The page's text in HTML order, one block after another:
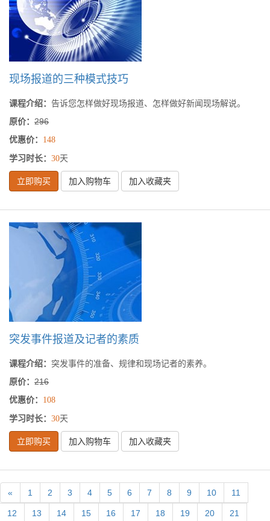
现场报道的三种模式技巧
课程介绍： 告诉您怎样做好现场报道、怎样做好新闻现场解说。
原价： 296
优惠价： 148
学习时长： 30天
立即购买 加入购物车 加入收藏夹
突发事件报道及记者的素质
课程介绍： 突发事件的准备、规律和现场记者的素养。
原价： 216
优惠价： 108
学习时长： 30天
立即购买 加入购物车 加入收藏夹
« 1 2 3 4 5 6 7 8 9 10 11
12 13 14 15 16 17 18 19 20 21